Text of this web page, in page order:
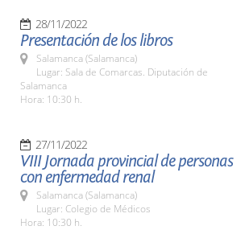
28/11/2022
Presentación de los libros
Salamanca (Salamanca)
Lugar: Sala de Comarcas. Diputación de
Salamanca
Hora: 10:30 h.
27/11/2022
VIII Jornada provincial de personas
con enfermedad renal
Salamanca (Salamanca)
Lugar: Colegio de Médicos
Hora: 10:30 h.